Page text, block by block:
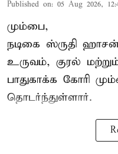
Published on: 05 Aug 2026,
மும்பை,
நடிகை ஸ்ருதி
உருவம், குரல்
பாதுகாக்க கோரி
தொடர்ந்துள்ளார்.